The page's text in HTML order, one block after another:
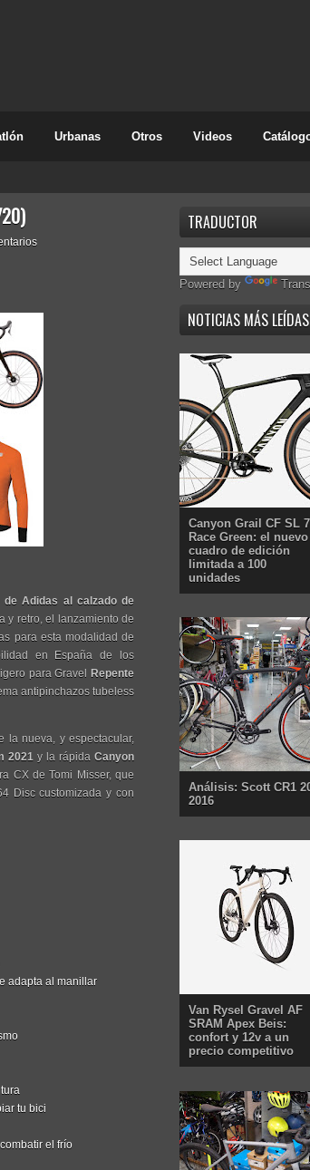
Urbanas Otros Videos
de Adidas al calzado de
y retro, el lanzamiento de
para esta modalidad de
en España de los
para Gravel
Repente
antipinchazos tubeless
la nueva, y espectacular,
2021y la rápidaCanyon
CX de Tomi Misser, que
Disc customizada y con
adapta al manillar
tu bici
el frío
TRADUCTOR
Powered by
NOTICIAS MÁS LEÍDAS
Canyon Grail CF SL 7
Race Green: el nuevo
cuadro de edición
limitada a 100
unidades
Análisis: Scott CR1
2016
Van Rysel Gravel AF
SRAM Apex Beis:
confort y 12v a un
precio competitivo